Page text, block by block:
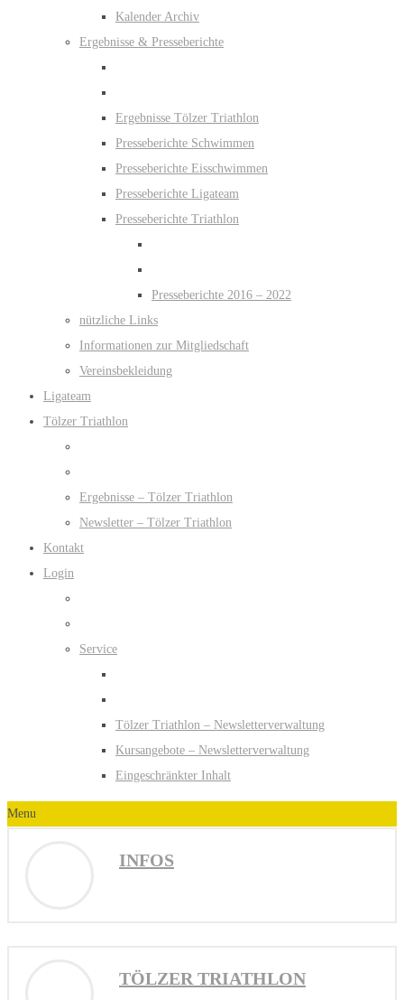
Kalender Archiv
Ergebnisse & Presseberichte
Ergebnisse Tölzer Triathlon
Presseberichte Schwimmen
Presseberichte Eisschwimmen
Presseberichte Ligateam
Presseberichte Triathlon
Presseberichte 2016 – 2022
nützliche Links
Informationen zur Mitgliedschaft
Vereinsbekleidung
Ligateam
Tölzer Triathlon
Ergebnisse – Tölzer Triathlon
Newsletter – Tölzer Triathlon
Kontakt
Login
Service
Tölzer Triathlon – Newsletterverwaltung
Kursangebote – Newsletterverwaltung
Eingeschränkter Inhalt
Menu
INFOS
TÖLZER TRIATHLON